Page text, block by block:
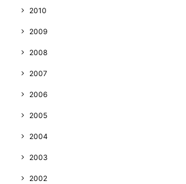
2010
2009
2008
2007
2006
2005
2004
2003
2002